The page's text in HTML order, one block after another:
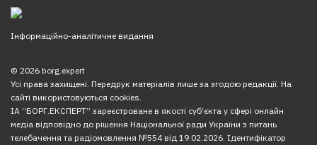
Інформаційно-аналітичне видання
© 2026 borg.expert
Усі права захищені. Передрук матеріалів лише за згодою редакції. На
сайті використовуються cookies.
ІА “БОРГ.ЕКСПЕРТ” зареєстроване в якості суб’єкта у сфері онлайн
медіа відповідно до рішення Національної ради України з питань
телебачення та радіомовлення №554 від 19.02.2026. Ідентифікатор